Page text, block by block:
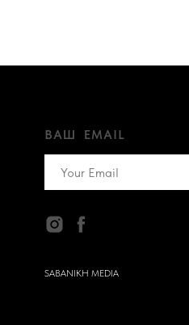
ВАШ EMAIL
SABANIKH MEDIA